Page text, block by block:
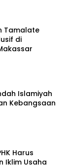
Tamalate
di
Islamiyah
Kebangsaan
Harus
Iklim Usaha